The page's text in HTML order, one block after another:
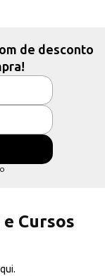
de desconto
Cursos